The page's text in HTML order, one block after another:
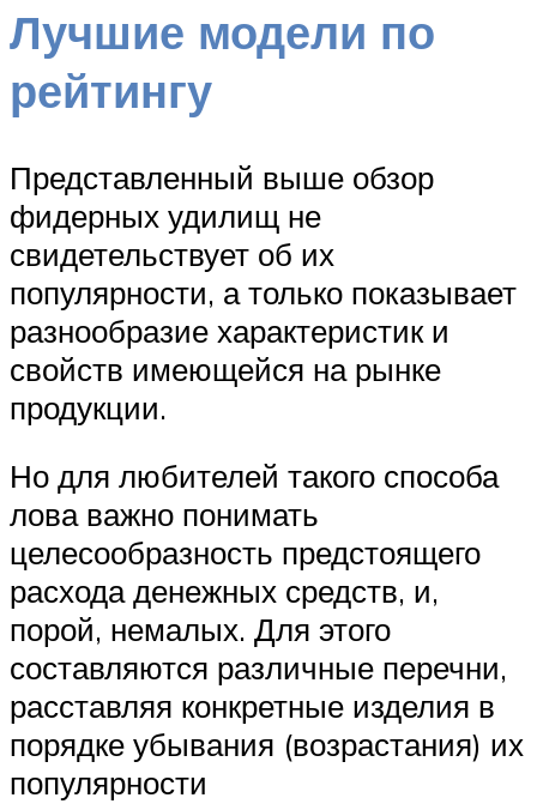
Лучшие модели по
рейтингу
Представленный выше обзор
фидерных удилищ не
свидетельствует об их
популярности, а только показывает
разнообразие характеристик и
свойств имеющейся на рынке
продукции.
Но для любителей такого способа
лова важно понимать
целесообразность предстоящего
расхода денежных средств, и,
порой, немалых. Для этого
составляются различные перечни,
расставляя конкретные изделия в
порядке убывания (возрастания) их
популярности